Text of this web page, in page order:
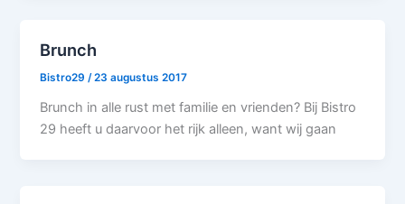
Brunch
Bistro29/23 augustus 2017
Brunch in alle rust met familie en vrienden? Bij Bistro
29 heeft u daarvoor het rijk alleen, want wij gaan